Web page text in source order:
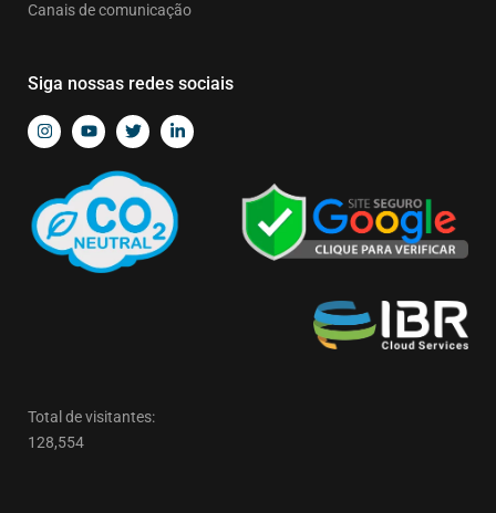
Canais de comunicação
Siga nossas redes sociais
Total de visitantes:
128,554